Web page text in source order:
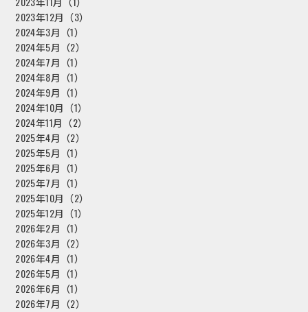
2023年12月（3）
2024年3月（1）
2024年5月（2）
2024年7月（1）
2024年8月（1）
2024年9月（1）
2024年10月（1）
2024年11月（2）
2025年4月（2）
2025年5月（1）
2025年6月（1）
2025年7月（1）
2025年10月（2）
2025年12月（1）
2026年2月（1）
2026年3月（2）
2026年4月（1）
2026年5月（1）
2026年6月（1）
2026年7月（2）